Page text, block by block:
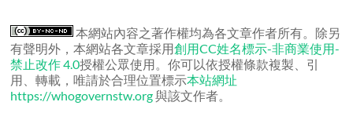
章
本網站內容之著作權均為各文章作者所有。除另
有聲明外，本網站各文章採用創用CC姓名標示-非商業使用-
禁止改作 4.0授權公眾使用。你可以依授權條款複製、引
用、轉載，唯請於合理位置標示本站網址
https://whogovernstw.org與該文作者。